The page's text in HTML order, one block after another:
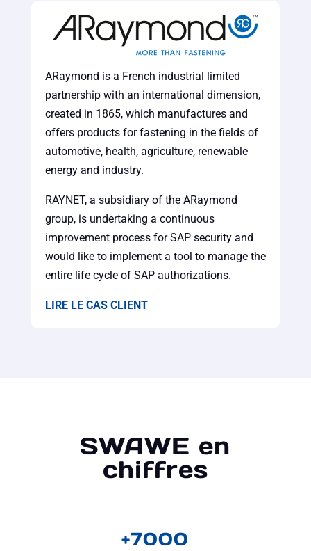
ARaymond is a French industrial limited
partnership with an international dimension,
created in 1865, which manufactures and
offers products for fastening in the fields of
automotive, health, agriculture, renewable
energy and industry.
RAYNET, a subsidiary of the ARaymond
group, is undertaking a continuous
improvement process for SAP security and
would like to implement a tool to manage the
entire life cycle of SAP authorizations.
LIRE LE CAS CLIENT
SWAWE en
chiffres
+7000